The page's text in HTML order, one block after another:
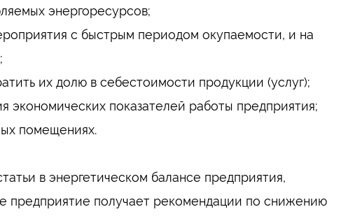
энергоресурсов;
с быстрым периодом окупаемости, и на
их долю в себестоимости продукции (услуг);
экономических показателей работы предприятия;
помещениях.
в энергетическом балансе предприятия,
предприятие получает рекомендации по снижению